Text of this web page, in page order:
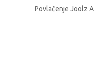
Povlačenje Joolz